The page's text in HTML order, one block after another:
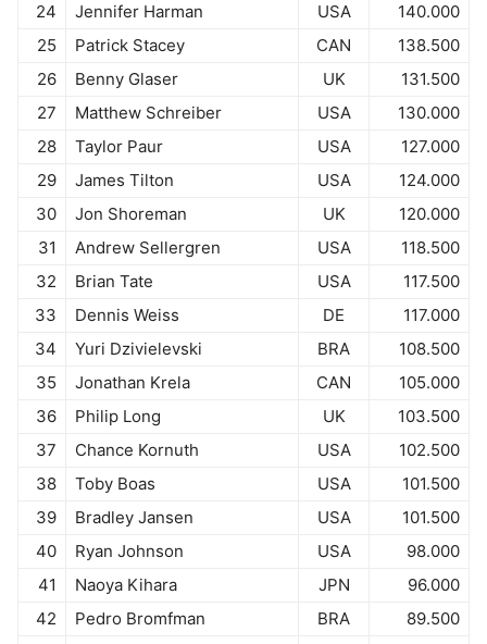
24
Jennifer Harman USA
140.000
25
Patrick Stacey CAN
138.500
26
Benny Glaser UK
131.500
27
Matthew Schreiber USA
130.000
28
Taylor Paur USA
127.000
29
James Tilton USA
124.000
30
Jon Shoreman UK
120.000
31
Andrew Sellergren USA
118.500
32
Brian Tate USA
117.500
33
Dennis Weiss DE
117.000
34
Yuri Dzivielevski BRA
108.500
35
Jonathan Krela CAN
105.000
36
Philip Long UK
103.500
37
Chance Kornuth USA
102.500
38
Toby Boas USA
101.500
39
Bradley Jansen USA
101.500
40
Ryan Johnson USA
98.000
41
Naoya Kihara JPN
96.000
42
Pedro Bromfman BRA
89.500